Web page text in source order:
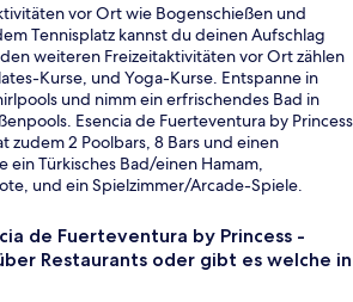
vor Ort wie Bogenschießen und
Tennisplatz kannst du deinen Aufschlag
weiteren Freizeitaktivitäten vor Ort zählen
Kurse, und Yoga-Kurse. Entspanne in
und nimm ein erfrischendes Bad in
Esencia de Fuerteventura by Princess
zudem 2 Poolbars, 8 Bars und einen
ein Türkisches Bad/einen Hamam,
und ein Spielzimmer/Arcade-Spiele.
de Fuerteventura by Princess -
Restaurants oder gibt es welche in